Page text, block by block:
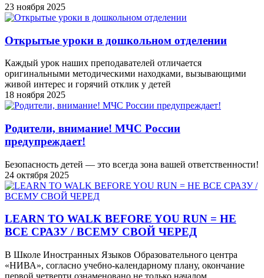
23 ноября 2025
Открытые уроки в дошкольном отделении
Каждый урок наших преподавателей отличается
оригинальными методическими находками, вызывающими
живой интерес и горячий отклик у детей
18 ноября 2025
Родители, внимание! МЧС России
предупреждает!
Безопасность детей — это всегда зона вашей ответственности!
24 октября 2025
LEARN TO WALK BEFORE YOU RUN = НЕ
ВСЕ СРАЗУ / ВСЕМУ СВОЙ ЧЕРЕД
В Школе Иностранных Языков Образовательного центра
«НИВА», согласно учебно-календарному плану, окончание